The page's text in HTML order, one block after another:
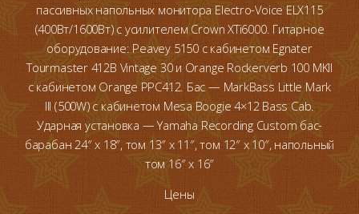
пассивных напольных монитора Electro-Voice ELX115
(400Вт/1600Вт) с усилителем Crown XTi6000. Гитарное
оборудование: Peavey 5150 с кабинетом Egnater
Tourmaster 412B Vintage 30 и Orange Rockerverb 100 MKII
с кабинетом Orange PPC412.Бас — MarkBass Little Mark
III (500W) с кабинетом Mesa Boogie 4×12 Bass Сab.
Ударная установка — Yamaha Recording Custom бас-
барабан 24″ x 18″, том 13″ x 11″, том 12″ x 10″, напольный
том 16″ x 16″
Цены